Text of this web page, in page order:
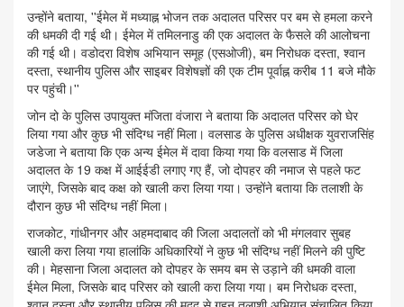
उन्होंने बताया, ''ईमेल में मध्याह्न भोजन तक अदालत परिसर पर बम से हमला करने
की धमकी दी गई थी। ईमेल में तमिलनाडु की एक अदालत के फैसले की आलोचना
की गई थी। वडोदरा विशेष अभियान समूह (एसओजी), बम निरोधक दस्ता, श्वान
दस्ता, स्थानीय पुलिस और साइबर विशेषज्ञों की एक टीम पूर्वाह्न करीब 11 बजे मौके
पर पहुंची।''
जोन दो के पुलिस उपायुक्त मंजिता वंजारा ने बताया कि अदालत परिसर को घेर
लिया गया और कुछ भी संदिग्ध नहीं मिला। वलसाड के पुलिस अधीक्षक युवराजसिंह
जडेजा ने बताया कि एक अन्य ईमेल में दावा किया गया कि वलसाड में जिला
अदालत के 19 कक्ष में आईईडी लगाए गए हैं, जो दोपहर की नमाज से पहले फट
जाएंगे, जिसके बाद कक्ष को खाली करा लिया गया। उन्होंने बताया कि तलाशी के
दौरान कुछ भी संदिग्ध नहीं मिला।
राजकोट, गांधीनगर और अहमदाबाद की जिला अदालतों को भी मंगलवार सुबह
खाली करा लिया गया हालांकि अधिकारियों ने कुछ भी संदिग्ध नहीं मिलने की पुष्टि
की। मेहसाना जिला अदालत को दोपहर के समय बम से उड़ाने की धमकी वाला
ईमेल मिला, जिसके बाद परिसर को खाली करा लिया गया। बम निरोधक दस्ता,